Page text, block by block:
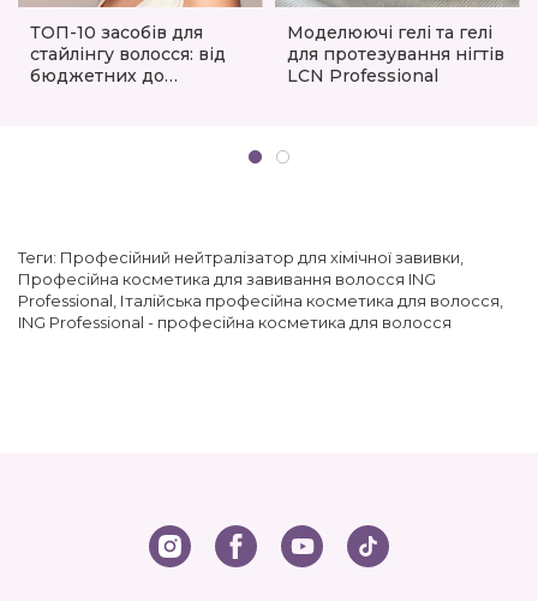
ТОП-10 засобів для
стайлінгу волосся: від
бюджетних до
Моделюючі гелі та гелі
для протезування нігтів
LCN Professional
Теги: Професійний нейтралізатор для хімічної завивки
Професійна косметика для завивання волосся ING
Professional Італійська професійна косметика для волосся
ING Professional - професійна косметика для волосся